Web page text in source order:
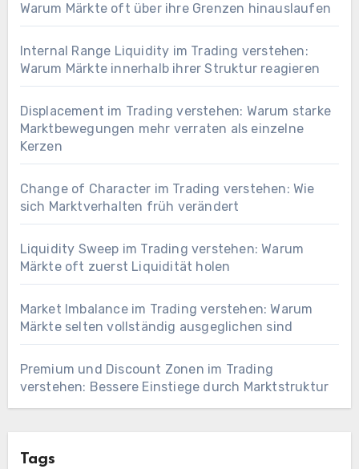
Warum Märkte oft über ihre Grenzen hinauslaufen
Internal Range Liquidity im Trading verstehen:
Warum Märkte innerhalb ihrer Struktur reagieren
Displacement im Trading verstehen: Warum starke
Marktbewegungen mehr verraten als einzelne
Kerzen
Change of Character im Trading verstehen: Wie
sich Marktverhalten früh verändert
Liquidity Sweep im Trading verstehen: Warum
Märkte oft zuerst Liquidität holen
Market Imbalance im Trading verstehen: Warum
Märkte selten vollständig ausgeglichen sind
Premium und Discount Zonen im Trading
verstehen: Bessere Einstiege durch Marktstruktur
Tags